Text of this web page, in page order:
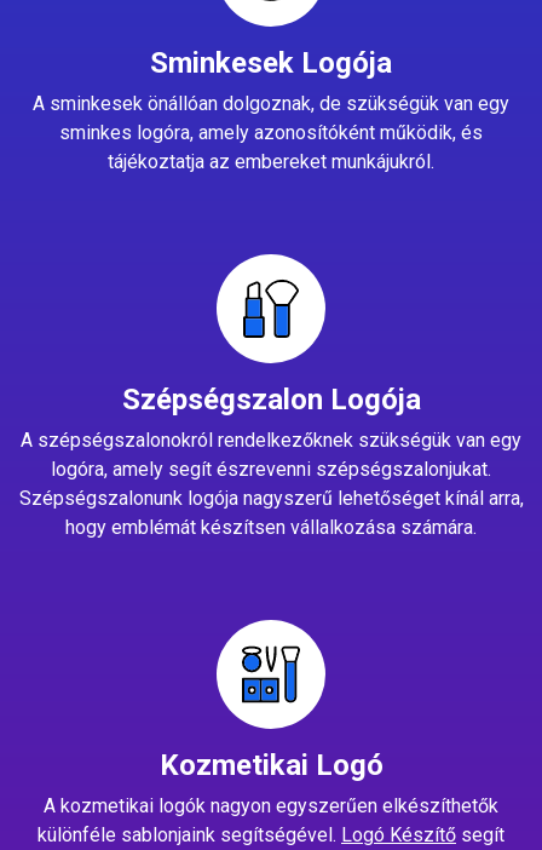
Sminkesek Logója
A sminkesek önállóan dolgoznak, de szükségük van egy
sminkes logóra, amely azonosítóként működik, és
tájékoztatja az embereket munkájukról.
Szépségszalon Logója
A szépségszalonokról rendelkezőknek szükségük van egy
logóra, amely segít észrevenni szépségszalonjukat.
Szépségszalonunk logója nagyszerű lehetőséget kínál arra,
hogy emblémát készítsen vállalkozása számára.
Kozmetikai Logó
A kozmetikai logók nagyon egyszerűen elkészíthetők
különféle sablonjaink segítségével. Logó Készítő segít